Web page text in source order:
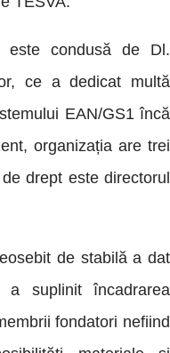
este condusă de Dl.
ce a dedicat multă
EAN/GS1 încă
organizația are trei
drept este directorul
de stabilă a dat
a suplinit încadrarea
fondatori nefiind